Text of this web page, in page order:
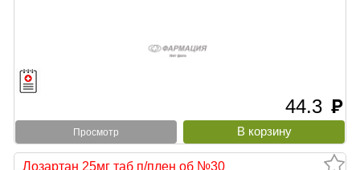
44.3 руб
Просмотр
Лозартан 25мг таб п/плен об №30